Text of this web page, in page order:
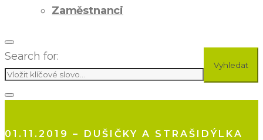
Zaměstnanci
Search for:
Vyhledat
01.11.2019 – DUŠIČKY A STRAŠIDÝLKA